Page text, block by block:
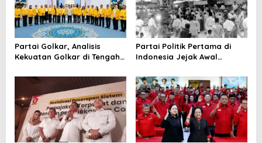
Partai Golkar, Analisis
Kekuatan Golkar di Tengah
Partai Politik Pertama di
Indonesia Jejak Awal